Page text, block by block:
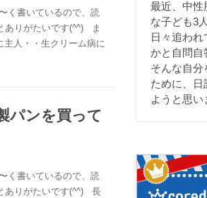
く書いているので、読
ありがたいです(^^) ま
人・・生クリーム病に
パンを買って
く書いているので、読
ありがたいです(^^) 長
最近、中性
な子ども3
日々追わ
かと自問自
そんな自分
ために、日
ようと思い